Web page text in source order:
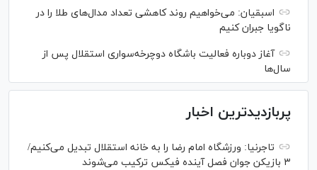
اسبقیان: می‌خواهیم روند کاهشی تعداد مدال‌های طلا را در
ناگویا جبران کنیم
آغاز دوباره فعالیت باشگاه دوچرخه‌سواری استقلال پس از
سال‌ها
پربازدیدترین اخبار
تاجرنیا: ورزشگاه امام رضا را به خانه استقلال تبدیل می‌کنیم/
۳ بازیکن جوان فصل آینده فیکس ترکیب می‌شوند